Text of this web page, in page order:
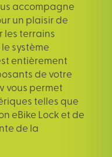
accompagne
un plaisir de
les terrains
système
entièrement
de votre
vous permet
telles que
eBike Lock et de
de la